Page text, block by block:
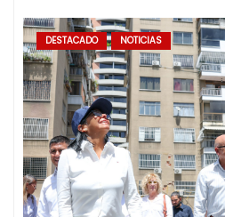
DESTACADO NOTICIAS